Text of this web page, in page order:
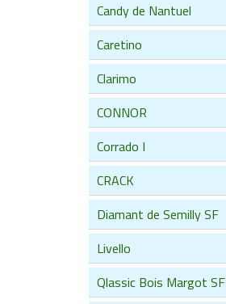
Candy de Nantuel
Caretino
Clarimo
CONNOR
Corrado I
CRACK
Diamant de Semilly SF
Livello
Qlassic Bois Margot SF